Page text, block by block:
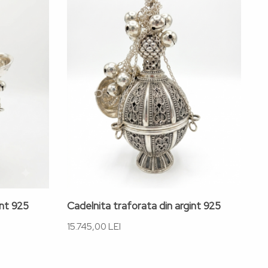
925 Cadelnita traforata din argint 925
15.745,00 LEI